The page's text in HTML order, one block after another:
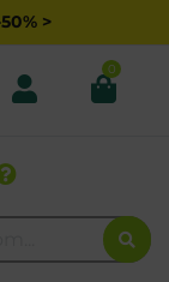
>
0